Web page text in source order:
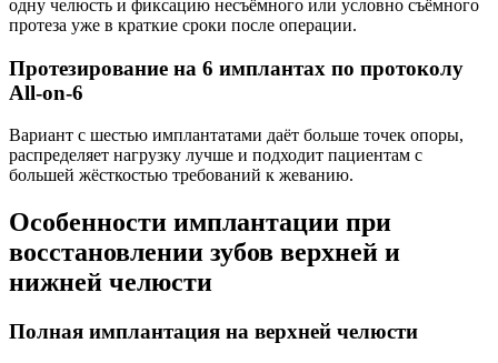
одну челюсть и фиксацию несъёмного или условно съёмного
протеза уже в краткие сроки после операции.
Протезирование на 6 имплантах по протоколу
All‑on‑6
Вариант с шестью имплантатами даёт больше точек опоры,
распределяет нагрузку лучше и подходит пациентам с
большей жёсткостью требований к жеванию.
Особенности имплантации при
восстановлении зубов верхней и
нижней челюсти
Полная имплантация на верхней челюсти